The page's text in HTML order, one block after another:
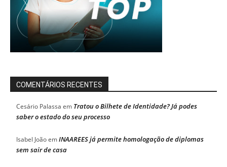
COMENTÁRIOS RECENTES
Cesário Palassa em Tratou o Bilhete de Identidade? Já podes
saber o estado do seu processo
Isabel JoãoemINAAREES já permite homologação de diplomas
sem sair de casa